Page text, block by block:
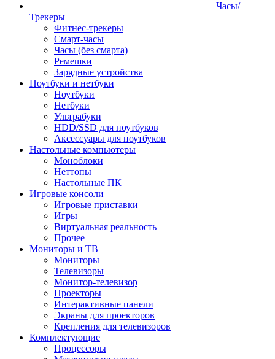
Часы/
Трекеры
Фитнес-трекеры
Смарт-часы
Часы (без смарта)
Ремешки
Зарядные устройства
Ноутбуки и нетбуки
Ноутбуки
Нетбуки
Ультрабуки
HDD/SSD для ноутбуков
Аксессуары для ноутбуков
Настольные компьютеры
Моноблоки
Неттопы
Настольные ПК
Игровые консоли
Игровые приставки
Игры
Виртуальная реальность
Прочее
Мониторы и ТВ
Мониторы
Телевизоры
Монитор-телевизор
Проекторы
Интерактивные панели
Экраны для проекторов
Крепления для телевизоров
Комплектующие
Процессоры